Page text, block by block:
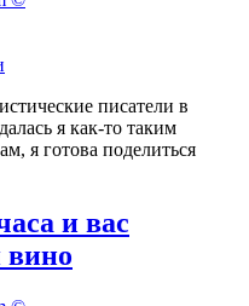
писатели в
я как-то таким
я готова поделиться
и вас
вино